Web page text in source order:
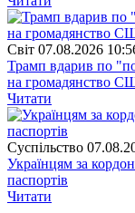
Свiт 07.08.2026
Трамп вдарив по
на громадянство
Читати
Суспiльство
Українцям за
паспортів
Читати